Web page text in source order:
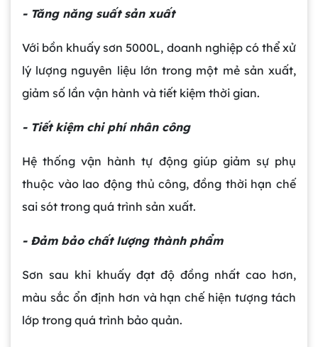
- Tăng năng suất sản xuất
Với bồn khuấy sơn 5000L, doanh nghiệp có thể xử
lý lượng nguyên liệu lớn trong một mẻ sản xuất,
giảm số lần vận hành và tiết kiệm thời gian.
- Tiết kiệm chi phí nhân công
Hệ thống vận hành tự động giúp giảm sự phụ
thuộc vào lao động thủ công, đồng thời hạn chế
sai sót trong quá trình sản xuất.
- Đảm bảo chất lượng thành phẩm
Sơn sau khi khuấy đạt độ đồng nhất cao hơn,
màu sắc ổn định hơn và hạn chế hiện tượng tách
lớp trong quá trình bảo quản.